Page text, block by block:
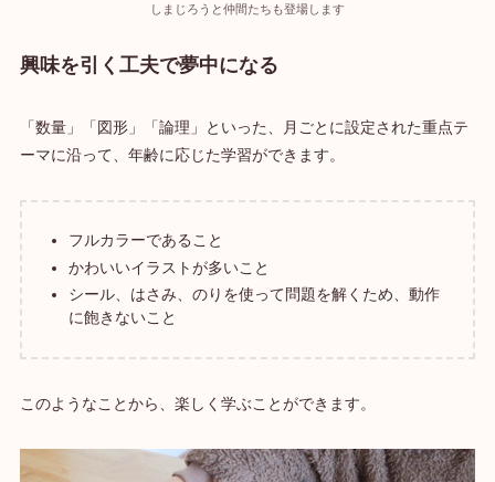
しまじろうと仲間たちも登場します
興味を引く工夫で夢中になる
「数量」「図形」「論理」といった、月ごとに設定された重点テ
ーマに沿って、年齢に応じた学習ができます。
フルカラーであること
かわいいイラストが多いこと
シール、はさみ、のりを使って問題を解くため、動作
に飽きないこと
このようなことから、楽しく学ぶことができます。